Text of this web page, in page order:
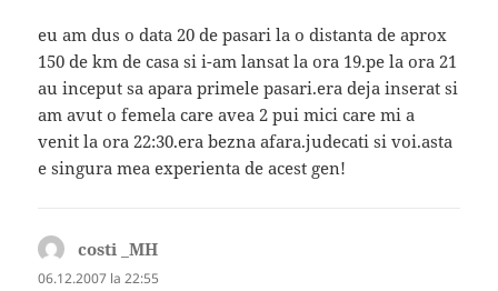
eu am dus o data 20 de pasari la o distanta de aprox
150 de km de casa si i-am lansat la ora 19.pe la ora 21
au inceput sa apara primele pasari.era deja inserat si
am avut o femela care avea 2 pui mici care mi a
venit la ora 22:30.era bezna afara.judecati si voi.asta
e singura mea experienta de acest gen!
costi _MH
06.12.2007 la 22:55